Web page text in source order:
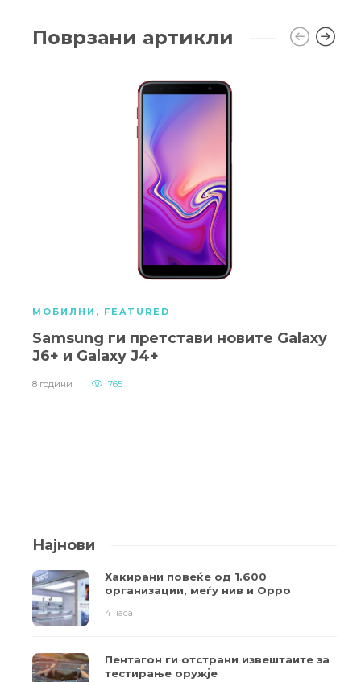
Поврзани артикли
МОБИЛНИ , FEATURED
Samsung ги претстави новите Galaxy
J6+ и Galaxy J4+
8 години 765
Најнови
Хакирани повеќе од 1.600
организации, меѓу нив и Oppo
4 часа
Пентагон ги отстрани извештаите за
тестирање оружје